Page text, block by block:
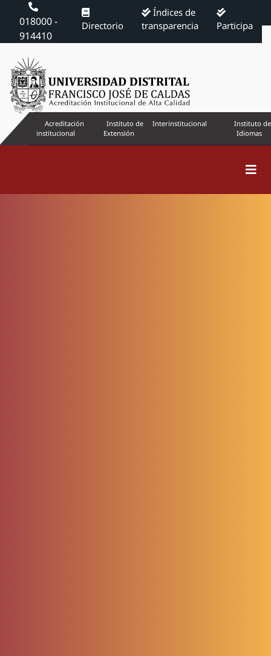
018000 -
914410
Directorio
Índices de
transparencia
Participa
Acreditación
institucional
Instituto de
Extensión
Interinstitucional
Instituto de
Idiomas